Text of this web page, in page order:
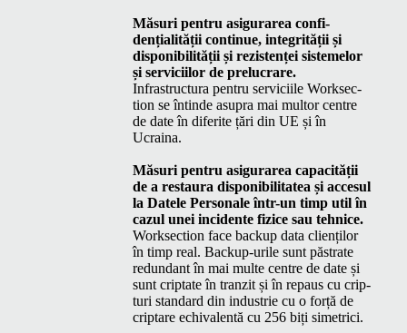
Măsuri pen­tru asig­u­rarea con­fi­
dențial­ității con­tin­ue, integrității și
disponi­bil­ității și rezis­tenței sis­temelor
și ser­vici­ilor de prelucrare.
Infra­struc­tura pen­tru ser­vici­ile Work­sec­
tion se întinde asupra mai mul­tor cen­tre
de date în diferite țări din UE și în
Ucraina.
Măsuri pen­tru asig­u­rarea capac­ității
de a restau­ra disponi­bil­i­tatea și acce­sul
la Datele Per­son­ale într-un timp util în
cazul unei inci­dente fiz­ice sau tehnice.
Work­sec­tion face back­up data clienților
în timp real. Back­up-urile sunt păs­trate
redun­dant în mai multe cen­tre de date și
sunt crip­tate în tranz­it și în repaus cu crip­
turi stan­dard din indus­trie cu o forță de
criptare echiva­len­tă cu 256 biți simetrici.